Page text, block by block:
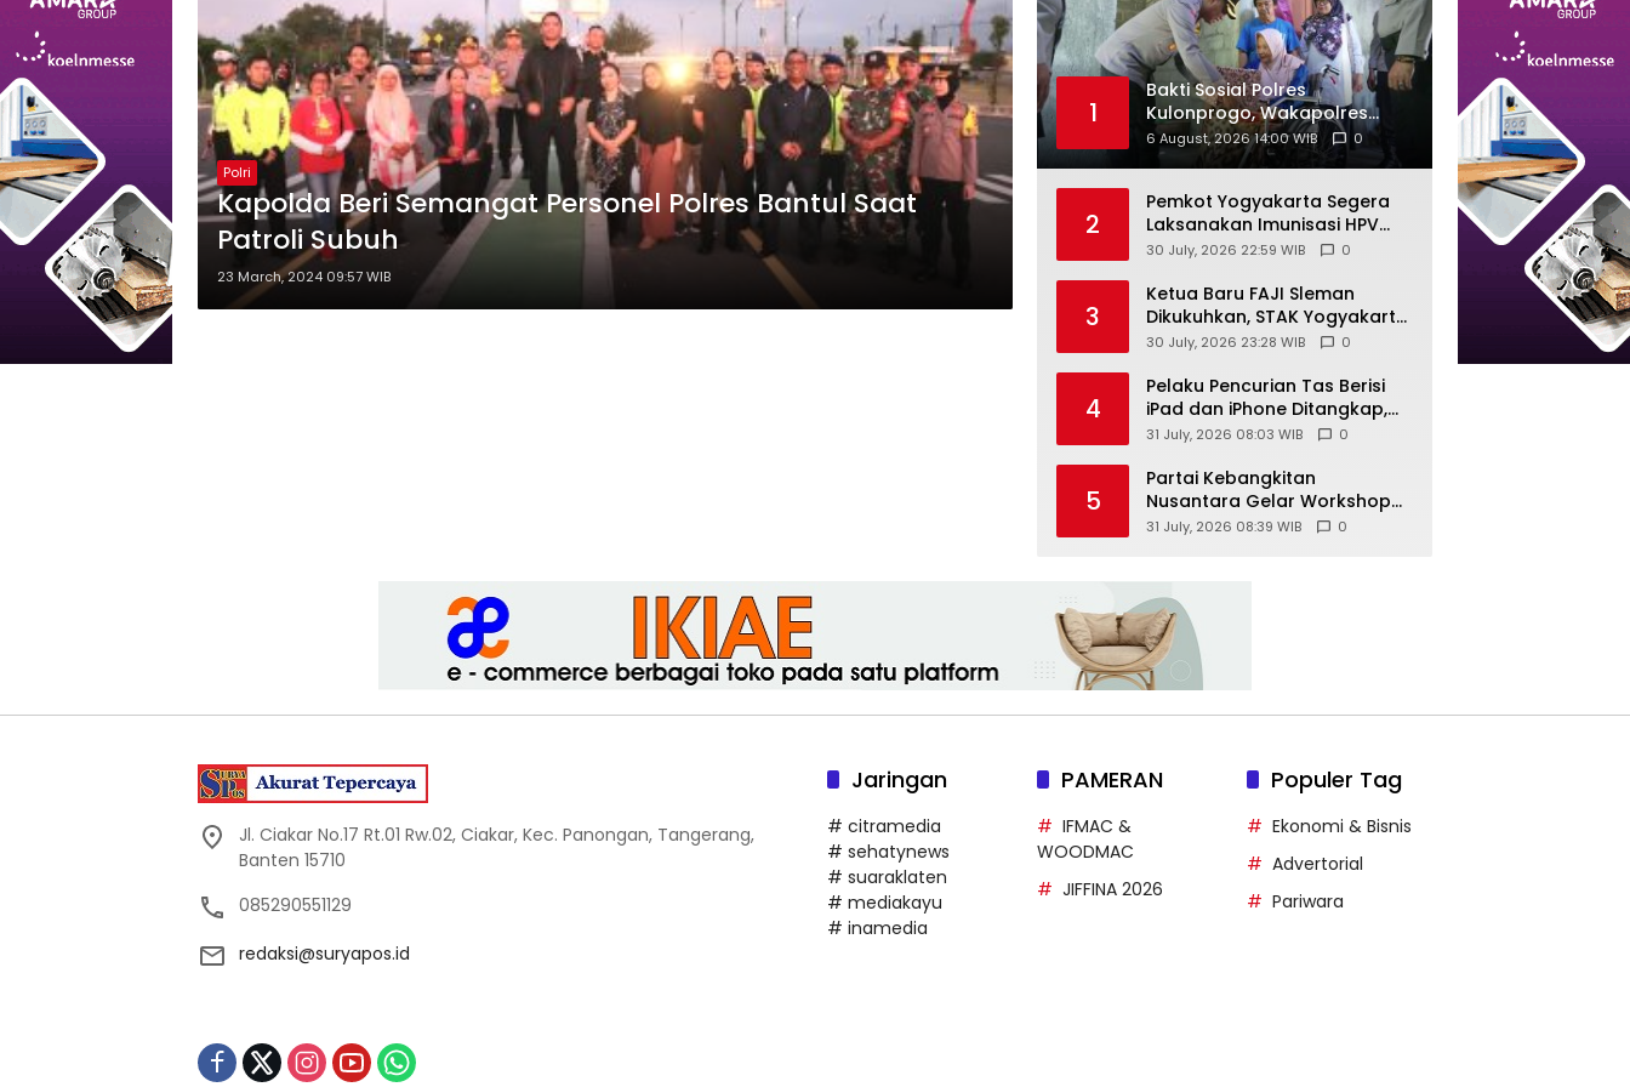
Polri
Kapolda Beri Semangat Personel Polres Bantul Saat
Patroli Subuh
23 March, 2024 09:57 WIB
1
Bakti Sosial Polres
Kulonprogo, Wakapolres
Serahkan Kursi Roda untuk
Warga Karangsari
6 August, 2026 14:00 WIB 0
2
Pemkot Yogyakarta Segera
Laksanakan Imunisasi HPV
Untuk Siswa Usia Sekolah
30 July, 2026 22:59 WIB 0
3
Ketua Baru FAJI Sleman
Dikukuhkan, STAK Yogyakarta
Siap Dukung Pengembangan
30 July, 2026 23:28 WIB 0
4
Pelaku Pencurian Tas Berisi
iPad dan iPhone Ditangkap,
Kerugian Korban Capai Rp25
31 July, 2026 08:03 WIB 0
5
Partai Kebangkitan
Nusantara Gelar Workshop
Nasional Untuk Anggota DPRD
31 July, 2026 08:39 WIB 0
Jl. Ciakar No.17 Rt.01 Rw.02, Ciakar, Kec. Panongan, Tangerang,
Banten 15710
085290551129
redaksi@suryapos.id
Jaringan
# citramedia
# sehatynews
# suaraklaten
# mediakayu
# inamedia
PAMERAN
IFMAC &
WOODMAC
JIFFINA 2026
Populer Tag
Ekonomi & Bisnis
Advertorial
Pariwara